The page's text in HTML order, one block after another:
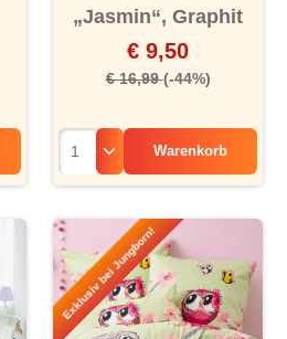
„Jasmin“, Graphit
€ 9,50
€ 16,99(-44%)
Warenkorb
Exklusiv bei Jungborn!